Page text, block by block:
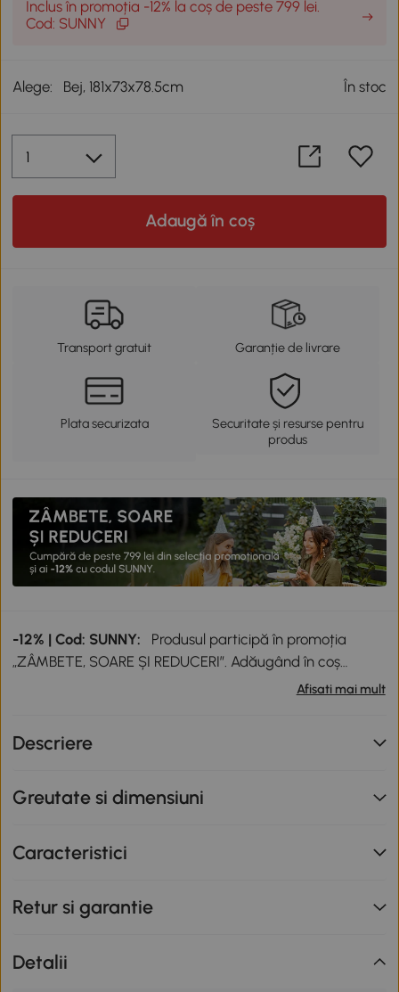
Inclus în promoția -12% la coș de peste 799 lei.
Cod: SUNNY
Alege: Bej, 181x73x78.5cm În stoc
Adaugă în coș
Transport gratuit Garanție de livrare
Plata securizata
Securitate și resurse pentru
produs
-12% | Cod: SUNNY:
Produsul participă în promoția
„ZÂMBETE, SOARE ȘI REDUCERI”. Adăugând în coș
produse participante în valoare totală de peste 799 lei,
valabilă până la data de 12.08.2026.
Afisati mai mult
Descriere
Greutate si dimensiuni
Caracteristici
Retur si garantie
Detalii